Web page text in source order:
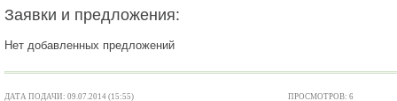
Заявки и предложения:
Нет добавленных предложений
ДАТА ПОДАЧИ: 09.07.2014 (15:55) ПРОСМОТРОВ: 6